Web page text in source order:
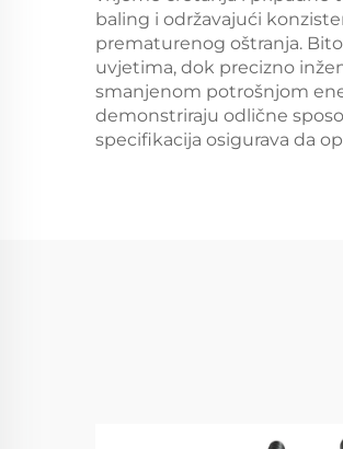
baling i održavajući
prematurenog oštranja.
uvjetima, dok precizno
smanjenom potrošnjom
demonstriraju odlične
specifikacija osigurava da